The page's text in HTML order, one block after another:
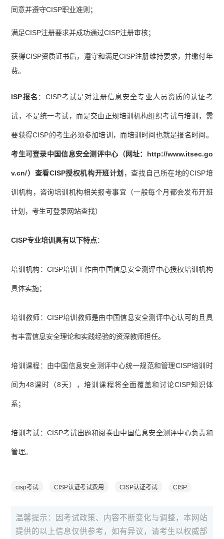
同意并遵守CISP职业准则；
满足CISP注册要求并成功通过CISP注册审核；
获得CISP资质证书后，遵守和满足CISP注册维持要求，并缴付年
费。
ISP报名 ：CISP考试是对注册信息安全专业人员资质的认证考
试，不是统一考试，而是交由正规培训机构组织考试与培训，需
要获得CISP的考生必须参加培训，而培训时间也就是报名时间。
考生可登录中国信息安全测评中心（网址：http://www.itsec.go
v.cn/）查看CISP授权机构开班计划 ，查找自己所在地的CISP培
训机构，咨询培训机构相关报考事宜（一般每个月都会发布开班
计划，考生可登录网站查找）
CISP专业培训具有以下特点：
培训机构：CISP培训工作由中国信息安全测评中心授权培训机构
具体实施；
培训教师：CISP培训教师是由中国信息安全测评中心认可的且具
有丰富信息安全理论和实践经验的资深教师担任。
培训课程：由中国信息安全测评中心统一规范和管理CISP培训时
间为48课时（8天），培训课程将全面覆盖和讨论CISP知识体
系；
培训考试：CISP考试出题和阅卷由中国信息安全测评中心负责和
管理。
cisp考试 CISP认证考试费用 CISP认证考试 CISP
温馨提示：因考试政策、内容不断变化与调整，本网站
提供的以上信息仅供参考，如有异议，请考生以权威部